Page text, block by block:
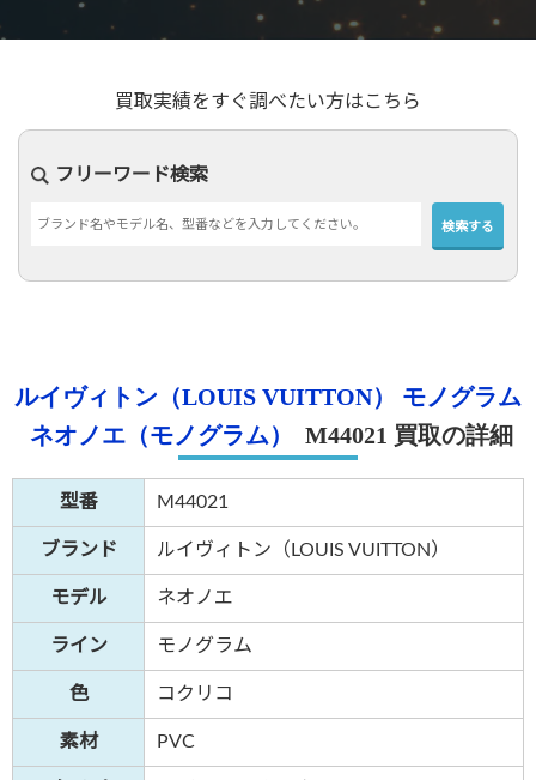
お知らせ
Instagram
電話で相談する メールで相談する
買取実績をすぐ調べたい方はこちら
フリーワード検索
ルイヴィトン（LOUIS VUITTON）
モノグラム
ネオノエ（モノグラム）
M44021 買取の詳細
型番 M44021
ブランド ルイヴィトン（LOUIS VUITTON）
モデル ネオノエ
ライン モノグラム
色 コクリコ
素材 PVC